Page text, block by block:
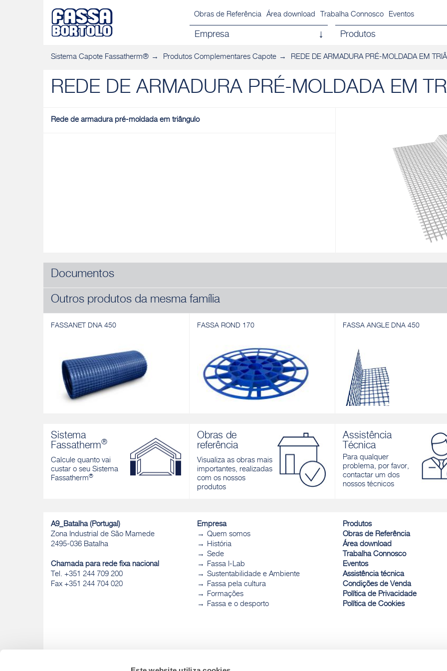
Obras de Referência Área download Trabalha Connosco Eventos
Empresa Produtos
Sistema Capote Fassatherm® Produtos Complementares Capote REDE DE ARMADURA PRÉ-MOLDADA EM
REDE DE ARMADURA PRÉ-MOLDADA EM
Rede de armadura pré-moldada em triângulo
Documentos
Outros produtos da mesma família
FASSANET DNA 450
Rede de armadura bidirecional equilibrada
em fibra de vidro resistente a álcalis para
sistema de isolamento térmico avançado.
Descobrir
FASSA ROND 170
Anilha espaçadora em plástico especial
com três espessuras para sistema de
isolamento térmico avançado. Cor: azul
Descobrir
FASSA ANGLE DNA 450
Elemento angular pré-formado em
vidro resistente a álcalis. Cor: azul
Descobrir
Sistema
Fassatherm®
Calcule quanto vai
custar o seu Sistema
Fassatherm®
Obras de
referência
Visualiza as obras mais
importantes, realizadas
com os nossos
produtos
Assistência
Técnica
Para qualquer
problema, por favor,
contactar um dos
nossos técnicos
A9_Batalha (Portugal)
Zona Industrial de São Mamede
2495-036 Batalha
Chamada para rede fixa nacional
Tel. +351 244 709 200
Fax +351 244 704 020
Empresa
Quem somos
História
Sede
Fassa I-Lab
Sustentabilidade e Ambiente
Fassa pela cultura
Formações
Fassa e o desporto
Produtos
Obras de Referência
Área download
Trabalha Connosco
Eventos
Assistência técnica
Condições de Venda
Política de Privacidade
Política de Cookies